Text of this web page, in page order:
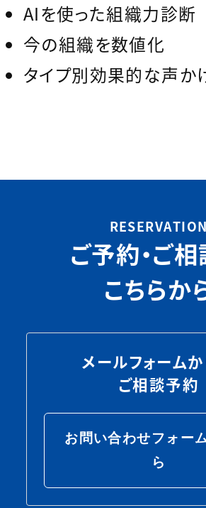
AIを使った組織力診断
今の組織を数値化
タイプ別効果的な声か
RESERVATION
ご予約・ご
こちらか
メールフォーム
ご相談予約
お問い合わせフォー
ら